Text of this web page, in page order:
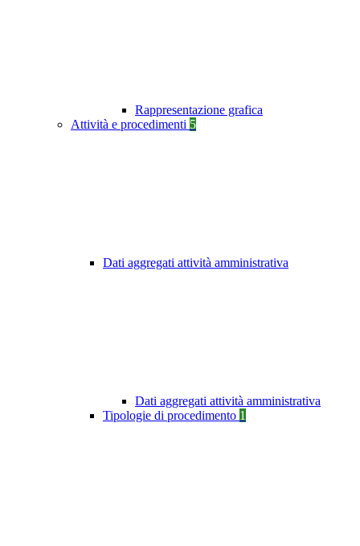
Rappresentazione grafica
Attività e procedimenti 5
Dati aggregati attività amministrativa
Dati aggregati attività amministrativa
Tipologie di procedimento 1